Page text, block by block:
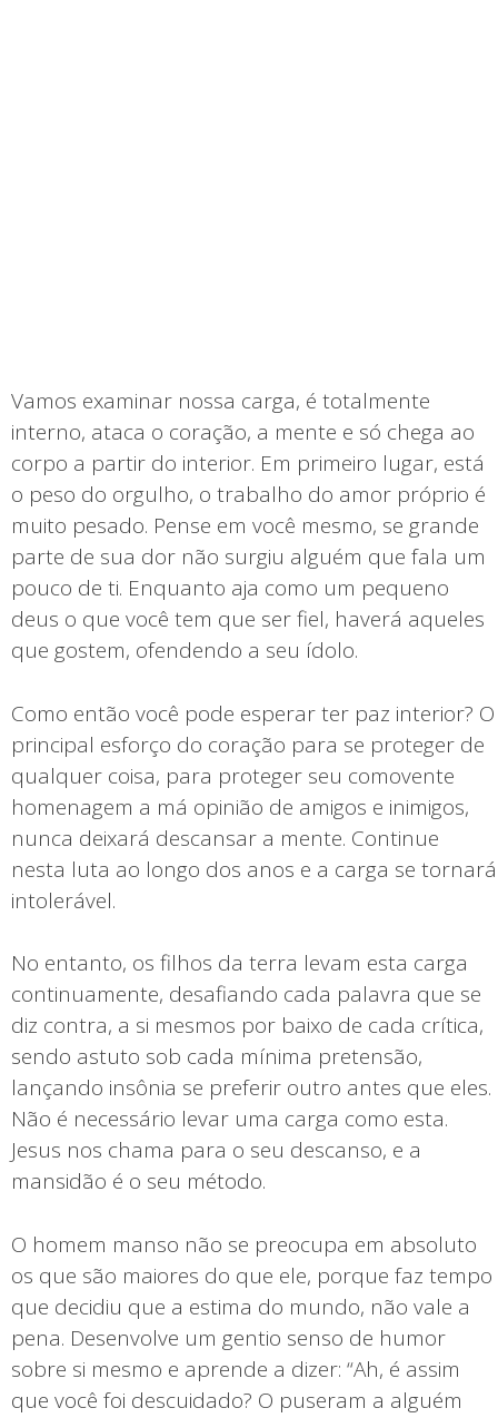
Vamos examinar nossa carga, é totalmente
interno, ataca o coração, a mente e só chega ao
corpo a partir do interior. Em primeiro lugar, está
o peso do orgulho, o trabalho do amor próprio é
muito pesado. Pense em você mesmo, se grande
parte de sua dor não surgiu alguém que fala um
pouco de ti. Enquanto aja como um pequeno
deus o que você tem que ser fiel, haverá aqueles
que gostem, ofendendo a seu ídolo.
Como então você pode esperar ter paz interior? O
principal esforço do coração para se proteger de
qualquer coisa, para proteger seu comovente
homenagem a má opinião de amigos e inimigos,
nunca deixará descansar a mente. Continue
nesta luta ao longo dos anos e a carga se tornará
intolerável.
No entanto, os filhos da terra levam esta carga
continuamente, desafiando cada palavra que se
diz contra, a si mesmos por baixo de cada crítica,
sendo astuto sob cada mínima pretensão,
lançando insônia se preferir outro antes que eles.
Não é necessário levar uma carga como esta.
Jesus nos chama para o seu descanso, e a
mansidão é o seu método.
O homem manso não se preocupa em absoluto
os que são maiores do que ele, porque faz tempo
que decidiu que a estima do mundo, não vale a
pena. Desenvolve um gentio senso de humor
sobre si mesmo e aprende a dizer: “Ah, é assim
que você foi descuidado? O puseram a alguém